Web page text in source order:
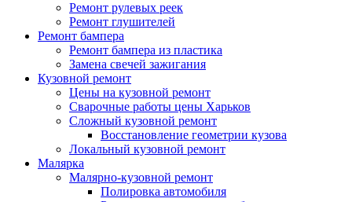
Ремонт рулевых реек
Ремонт глушителей
Ремонт бампера
Ремонт бампера из пластика
Замена свечей зажигания
Кузовной ремонт
Цены на кузовной ремонт
Сварочные работы цены Харьков
Сложный кузовной ремонт
Восстановление геометрии кузова
Локальный кузовной ремонт
Малярка
Малярно-кузовной ремонт
Полировка автомобиля